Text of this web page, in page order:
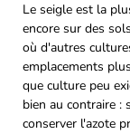
Le seigle est la
encore sur des
où d'autres
emplacements
que culture peu
bien au contraire :
conserver l'azote